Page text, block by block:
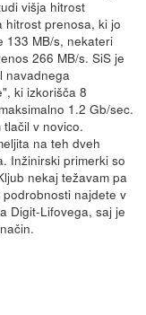
višja hitrost
hitrost prenosa, ki jo
133 MB/s, nekateri
266 MB/s. SiS je
navadnega
ki izkorišča 8
1.2 Gb/sec.
v novico.
na teh dveh
Inžinirski primerki so
nekaj težavam pa
najdete v
Digit-Lifovega, saj je